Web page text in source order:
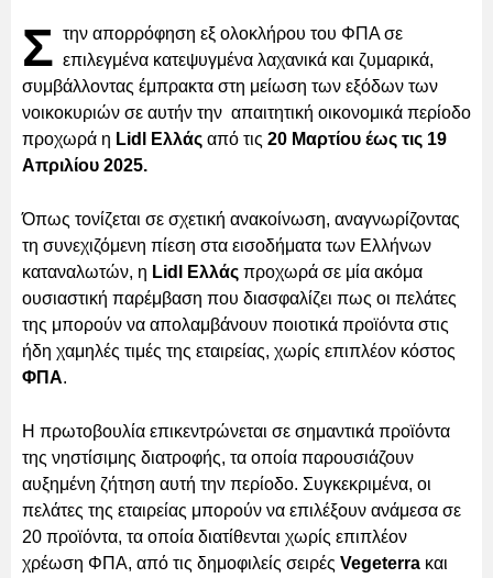
Σ την απορρόφηση εξ ολοκλήρου του ΦΠΑ σε
επιλεγμένα κατεψυγμένα λαχανικά και ζυμαρικά,
συμβάλλοντας έμπρακτα στη μείωση των εξόδων των
νοικοκυριών σε αυτήν την απαιτητική οικονομικά περίοδο
προχωρά η Lidl Ελλάς από τις 20 Μαρτίου έως τις 19
Απριλίου 2025.
Όπως τονίζεται σε σχετική ανακοίνωση, αναγνωρίζοντας
τη συνεχιζόμενη πίεση στα εισοδήματα των Ελλήνων
καταναλωτών, η Lidl Ελλάς προχωρά σε μία ακόμα
ουσιαστική παρέμβαση που διασφαλίζει πως οι πελάτες
της μπορούν να απολαμβάνουν ποιοτικά προϊόντα στις
ήδη χαμηλές τιμές της εταιρείας, χωρίς επιπλέον κόστος
ΦΠΑ.
Η πρωτοβουλία επικεντρώνεται σε σημαντικά προϊόντα
της νηστίσιμης διατροφής, τα οποία παρουσιάζουν
αυξημένη ζήτηση αυτή την περίοδο. Συγκεκριμένα, οι
πελάτες της εταιρείας μπορούν να επιλέξουν ανάμεσα σε
20 προϊόντα, τα οποία διατίθενται χωρίς επιπλέον
χρέωση ΦΠΑ, από τις δημοφιλείς σειρές Vegeterra και